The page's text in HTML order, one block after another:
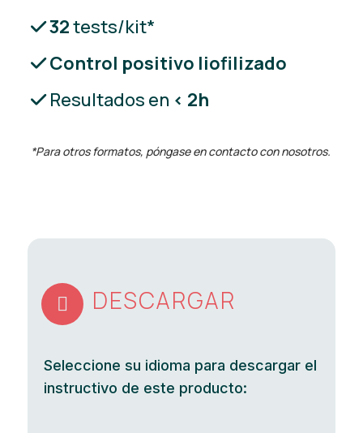
32tests/kit*
Control positivo liofilizado
Resultados en < 2h
*Para otros formatos, póngase en contacto con nosotros.
 DESCARGAR
Seleccione su idioma para descargar el
instructivo de este producto: